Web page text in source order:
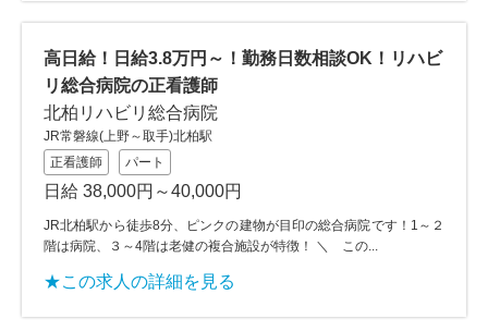
高日給！日給3.8万円～！勤務日数相談OK！リハビ
リ総合病院の正看護師
北柏リハビリ総合病院
JR常磐線(上野～取手)北柏駅
正看護師
パート
日給 38,000円～40,000円
JR北柏駅から徒歩8分、ピンクの建物が目印の総合病院です！1～２
階は病院、３～4階は老健の複合施設が特徴！ ＼ この...
★この求人の詳細を見る